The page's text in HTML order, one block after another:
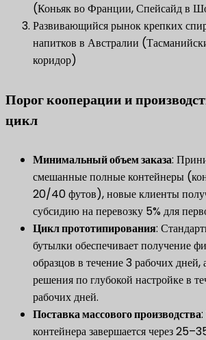
(Коньяк во Франции, Спейсайд в
Развивающийся рынок крепких
напитков в Австралии
коридор)
Порог кооперации и
цикл
Минимальный объем заказа:
смешанные полные контейнеры
20/40 футов), новые клиенты
субсидию на перевозку 5% для
​Цикл прототипирования​​:
бутылки обеспечивает получение
образцов в течение 3 рабочих дней,
решения по глубокой настройке в
рабочих дней.
​Поставка массового производства​​:
контейнера завершается через